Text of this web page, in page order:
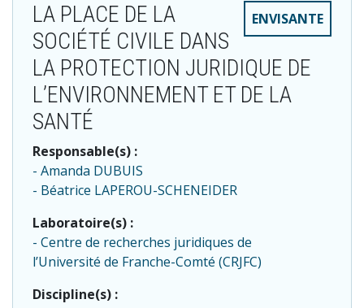
ENVISANTE
LA PLACE DE LA
SOCIÉTÉ CIVILE DANS
LA PROTECTION JURIDIQUE DE
L’ENVIRONNEMENT ET DE LA
SANTÉ
Responsable(s) :
Amanda DUBUIS
Béatrice LAPEROU-SCHENEIDER
Laboratoire(s) :
Centre de recherches juridiques de
l’Université de Franche-Comté (CRJFC)
Discipline(s) :